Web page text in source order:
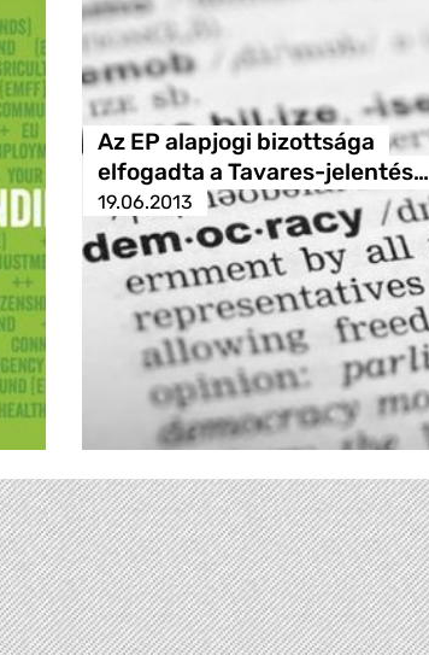
Az EP alapjogi bizottsága
elfogadta a Tavares-jelentés…
19.06.2013